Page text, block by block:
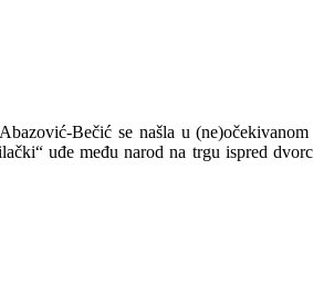
Bečić se našla u
uđe među narod na trgu ispred